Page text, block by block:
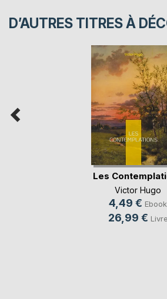
D’AUTRES TITRES À
Les
Victor Hugo
4,49 € Ebook
26,99 € Livre